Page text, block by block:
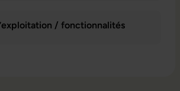
/ fonctionnalités